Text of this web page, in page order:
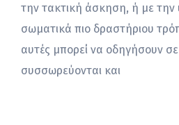
την τακτική άσκηση, ή με την
σωματικά πιο δραστήριου
αυτές μπορεί να οδηγήσουν
συσσωρεύονται και